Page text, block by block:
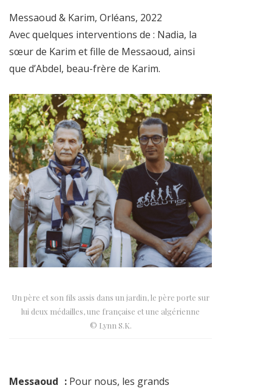
Messaoud & Karim, Orléans, 2022
Avec quelques interventions de : Nadia, la
sœur de Karim et fille de Messaoud, ainsi
que d’Abdel, beau-frère de Karim.
Un père et son fils assis dans un jardin, le père porte sur
lui deux médailles, une française et une algérienne
© Lynn S.K.
Messaoud : Pour nous, les grands